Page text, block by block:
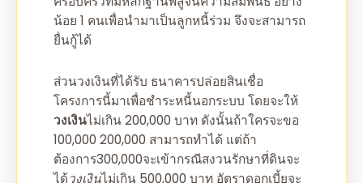
น้อย 1 คนเพื่อนำมาเป็นลูกหนี้ร่วม จึงจะสามารถ
ยื่นกู้ได้
ส่วนวงเงินที่ได้รับ ธนาคารปล่อยสินเชื่อ
โครงการนี้มาเพื่อชำระหนี้นอกระบบ โดยจะให้
วงเงินไม่เกิน 200,000 บาท ดังนั้นถ้าใครจะขอ
100,000 200,000 สามารถทำได้ แต่ถ้า
ต้องการ300,000จะเข้ากรณีสงวนรักษาที่ดินจะ
ได้วงเงินไม่เกิน 500,000 บาท อัตราดอกเบี้ยจะ